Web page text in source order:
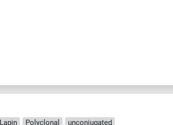
Polyclonal unconjugated